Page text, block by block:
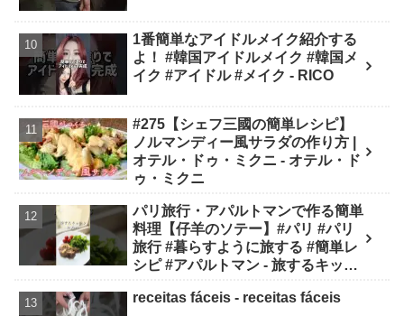
1番簡単なアイドルメイク紹介する
よ！ #韓国アイドルメイク #韓国メ
イク #アイドル #メイク - RICO
#275【シェフ三國の簡単レシピ】
ノルマンディー風サラダの作り方 |
オテル・ドゥ・ミクニ - オテル・ド
ゥ・ミクニ
パリ旅行・アパルトマンで作る簡単
料理【仔羊のソテー】#パリ #パリ
旅行 #暮らすように旅する #簡単レ
シピ #アパルトマン - 旅するキッチ
receitas fáceis - receitas fáceis